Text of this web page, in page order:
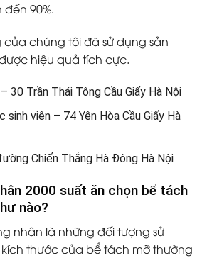
90%.
chúng tôi đã sử dụng sản
hiệu quả tích cực.
30 Trần Thái Tông Cầu Giấy Hà Nội
sinh viên – 74 Yên Hòa Cầu Giấy Hà
Chiến Thắng Hà Đông Hà Nội
2000 suất ăn chọn bể tách
nào?
nhân là những đối tượng sử
thước của bể tách mỡ thường